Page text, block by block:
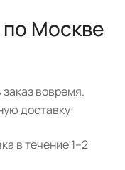
по Москве
вовремя.
доставку:
в течение 1–2